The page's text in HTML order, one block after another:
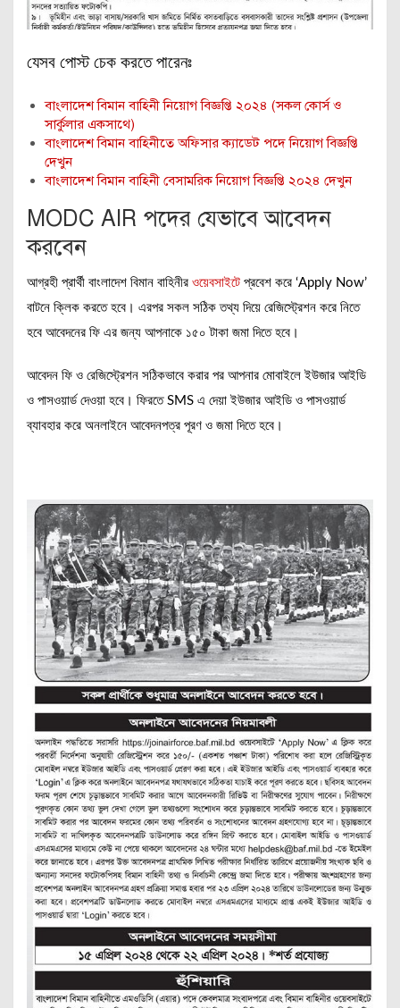
যেসব পোস্ট চেক করতে পারেনঃ
বাংলাদেশ বিমান বাহিনী নিয়োগ বিজ্ঞপ্তি ২০২৪ (সকল কোর্স ও
সার্কুলার একসাথে)
বাংলাদেশ বিমান বাহিনীতে অফিসার ক্যাডেট পদে নিয়োগ বিজ্ঞপ্তি
দেখুন
বাংলাদেশ বিমান বাহিনী বেসামরিক নিয়োগ বিজ্ঞপ্তি ২০২৪ দেখুন
MODC AIR পদের যেভাবে আবেদন
করবেন
আগ্রহী প্রার্থী বাংলাদেশ বিমান বাহিনীর ওয়েবসাইটে প্রবেশ করে ‘Apply Now’
বাটনে ক্লিক করতে হবে। এরপর সকল সঠিক তথ্য দিয়ে রেজিস্ট্রেশন করে নিতে
হবে আবেদনের ফি এর জন্য আপনাকে ১৫০ টাকা জমা দিতে হবে।
আবেদন ফি ও রেজিস্ট্রেশন সঠিকভাবে করার পর আপনার মোবাইলে ইউজার আইডি
ও পাসওয়ার্ড দেওয়া হবে। ফিরতে SMS এ দেয়া ইউজার আইডি ও পাসওয়ার্ড
ব্যাবহার করে অনলাইনে আবেদনপত্র পূরণ ও জমা দিতে হবে।